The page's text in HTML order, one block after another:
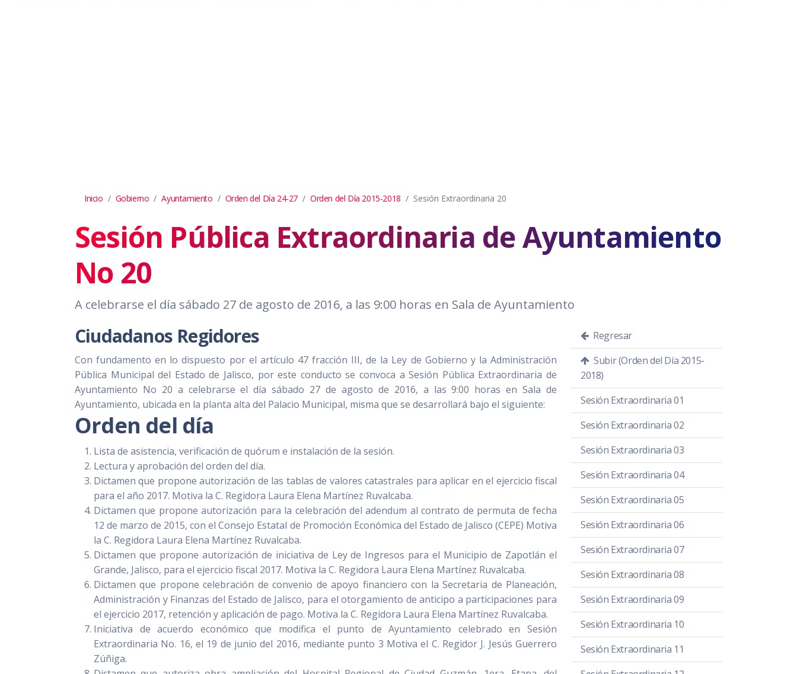
Inicio Gobierno Ayuntamiento Orden del Día 24-27 Orden del Día 2015-2018 Sesión Extraordinaria 20
Sesión Pública Extraordinaria de Ayuntamiento
No 20
A celebrarse el día sábado 27 de agosto de 2016, a las 9:00 horas en Sala de Ayuntamiento
Ciudadanos Regidores
Con fundamento en lo dispuesto por el artículo 47 fracción III, de la Ley de Gobierno y la Administración
Pública Municipal del Estado de Jalisco, por este conducto se convoca a Sesión Pública Extraordinaria de
Ayuntamiento No 20 a celebrarse el día sábado 27 de agosto de 2016, a las 9:00 horas en Sala de
Ayuntamiento, ubicada en la planta alta del Palacio Municipal, misma que se desarrollará bajo el siguiente:
Orden del día
Lista de asistencia, verificación de quórum e instalación de la sesión.
Lectura y aprobación del orden del día.
Dictamen que propone autorización de las tablas de valores catastrales para aplicar en el ejercicio fiscal
para el año 2017. Motiva la C. Regidora Laura Elena Martínez Ruvalcaba.
Dictamen que propone autorización para la celebración del adendum al contrato de permuta de fecha
12 de marzo de 2015, con el Consejo Estatal de Promoción Económica del Estado de Jalisco (CEPE) Motiva
la C. Regidora Laura Elena Martínez Ruvalcaba.
Dictamen que propone autorización de iniciativa de Ley de Ingresos para el Municipio de Zapotlán el
Grande, Jalisco, para el ejercicio fiscal 2017. Motiva la C. Regidora Laura Elena Martínez Ruvalcaba.
Dictamen que propone celebración de convenio de apoyo financiero con la Secretaria de Planeación,
Administración y Finanzas del Estado de Jalisco, para el otorgamiento de anticipo a participaciones para
el ejercicio 2017, retención y aplicación de pago. Motiva la C. Regidora Laura Elena Martínez Ruvalcaba.
Iniciativa de acuerdo económico que modifica el punto de Ayuntamiento celebrado en Sesión
Extraordinaria No. 16, el 19 de junio del 2016, mediante punto 3 Motiva el C. Regidor J. Jesús Guerrero
Zúñiga.
Regresar
Subir (Orden del Día 2015-
2018)
Sesión Extraordinaria 01
Sesión Extraordinaria 02
Sesión Extraordinaria 03
Sesión Extraordinaria 04
Sesión Extraordinaria 05
Sesión Extraordinaria 06
Sesión Extraordinaria 07
Sesión Extraordinaria 08
Sesión Extraordinaria 09
Sesión Extraordinaria 10
Sesión Extraordinaria 11